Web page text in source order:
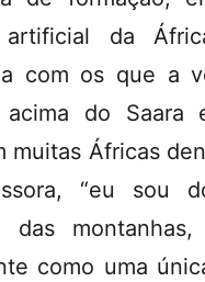
artificial da
com os que a
acima do Saara
muitas Áfricas
“eu sou
das
como uma